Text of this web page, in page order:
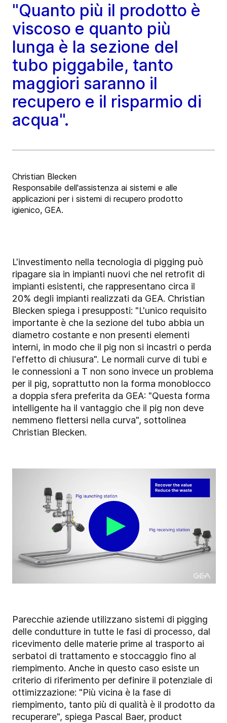
"Quanto più il prodotto è
viscoso e quanto più
lunga è la sezione del
tubo piggabile, tanto
maggiori saranno il
recupero e il risparmio di
acqua".
Christian Blecken
Responsabile dell'assistenza ai sistemi e alle
applicazioni per i sistemi di recupero prodotto
igienico, GEA.
L'investimento nella tecnologia di pigging può
ripagare sia in impianti nuovi che nel retrofit di
impianti esistenti, che rappresentano circa il
20% degli impianti realizzati da GEA. Christian
Blecken spiega i presupposti: "L'unico requisito
importante è che la sezione del tubo abbia un
diametro costante e non presenti elementi
interni, in modo che il pig non si incastri o perda
l'effetto di chiusura". Le normali curve di tubi e
le connessioni a T non sono invece un problema
per il pig, soprattutto non la forma monoblocco
a doppia sfera preferita da GEA: "Questa forma
intelligente ha il vantaggio che il pig non deve
nemmeno flettersi nella curva", sottolinea
Christian Blecken.
Parecchie aziende utilizzano sistemi di pigging
delle condutture in tutte le fasi di processo, dal
ricevimento delle materie prime al trasporto ai
serbatoi di trattamento e stoccaggio fino al
riempimento. Anche in questo caso esiste un
criterio di riferimento per definire il potenziale di
ottimizzazione: "Più vicina è la fase di
riempimento, tanto più di qualità è il prodotto da
recuperare", spiega Pascal Baer, product